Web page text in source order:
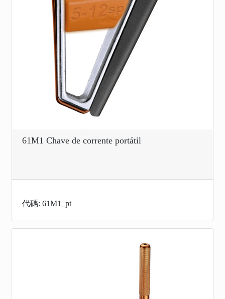
61M1 Chave de corrente portátil
代碼: 61M1_pt